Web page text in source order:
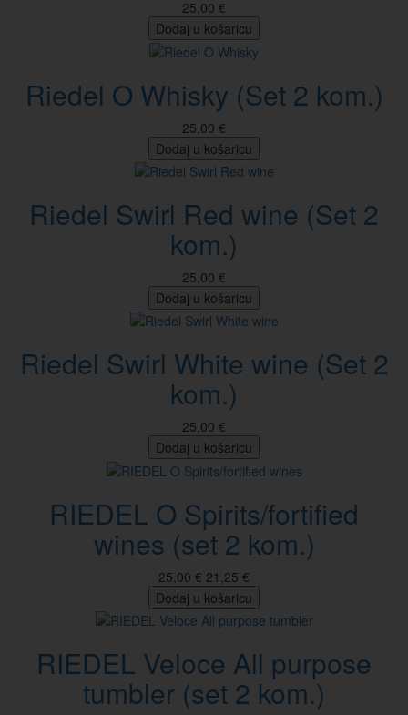
25,00 €
Dodaj u košaricu
Riedel O Whisky (Set 2 kom.)
25,00 €
Dodaj u košaricu
Riedel Swirl Red wine (Set 2
kom.)
25,00 €
Dodaj u košaricu
Riedel Swirl White wine (Set 2
kom.)
25,00 €
Dodaj u košaricu
RIEDEL O Spirits/fortified
wines (set 2 kom.)
25,00 € 21,25 €
Dodaj u košaricu
RIEDEL Veloce All purpose
tumbler (set 2 kom.)